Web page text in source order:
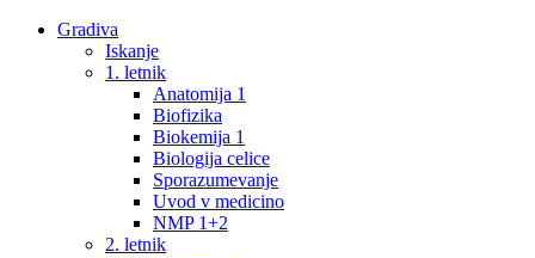
Gradiva
Iskanje
1. letnik
Anatomija 1
Biofizika
Biokemija 1
Biologija celice
Sporazumevanje
Uvod v medicino
NMP 1+2
2. letnik